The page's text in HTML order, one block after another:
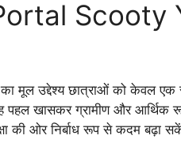
Scooty
का मूल उद्देश्य छात्राओं को केवल
पहल खासकर ग्रामीण और आर्थिक
की ओर निर्बाध रूप से कदम बढ़ा